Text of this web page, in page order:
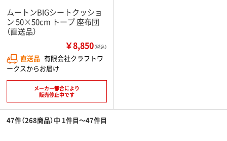
ムートンBIGシートクッショ
ン 50×50cm トープ 座布団
（直送品）
￥8,850（税込）
直送品 有限会社クラフトワ
ークスからお届け
メーカー都合により
販売停止中です
47件（268商品）中 1件目～47件目